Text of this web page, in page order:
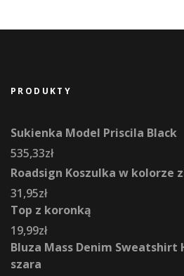
PRODUKTY
Sukienka Model Priscila Black
535,33zł
Roadsign Koszulka w kolorze
31,95zł
Top z koronką
19,99zł
Bluza Mass Denim Sweatshirt
szara